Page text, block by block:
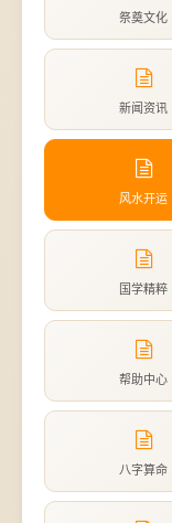
祭奠文化
新闻资讯
风水开运
国学精粹
帮助中心
八字算命